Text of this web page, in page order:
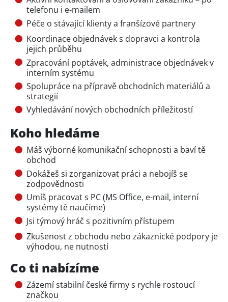
telefonu i e-mailem
Péče o stávající klienty a franšízové partnery
Koordinace objednávek s dopravci a kontrola
jejich průběhu
Zpracování poptávek, administrace objednávek v
interním systému
Spolupráce na přípravě obchodních materiálů a
strategií
Vyhledávání nových obchodních příležitostí
Koho hledáme
Máš výborné komunikační schopnosti a baví tě
obchod
Dokážeš si zorganizovat práci a nebojíš se
zodpovědnosti
Umíš pracovat s PC (MS Office, e-mail, interní
systémy tě naučíme)
Jsi týmový hráč s pozitivním přístupem
Zkušenost z obchodu nebo zákaznické podpory je
výhodou, ne nutností
Co ti nabízíme
Zázemí stabilní české firmy s rychle rostoucí
značkou